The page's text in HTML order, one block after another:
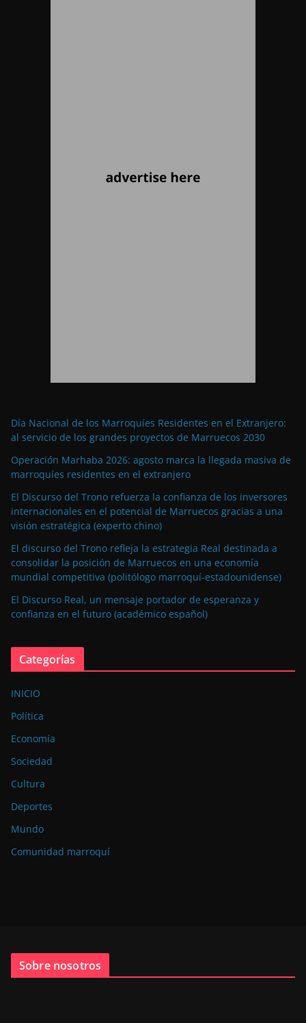
Día Nacional de los Marroquíes Residentes en el Extranjero:
al servicio de los grandes proyectos de Marruecos 2030
Operación Marhaba 2026: agosto marca la llegada masiva de
marroquíes residentes en el extranjero
El Discurso del Trono refuerza la confianza de los inversores
internacionales en el potencial de Marruecos gracias a una
visión estratégica (experto chino)
El discurso del Trono refleja la estrategia Real destinada a
consolidar la posición de Marruecos en una economía
mundial competitiva (politólogo marroquí-estadounidense)
El Discurso Real, un mensaje portador de esperanza y
confianza en el futuro (académico español)
Categorías
INICIO
Política
Economía
Sociedad
Cultura
Deportes
Mundo
Comunidad marroquí
Sobre nosotros